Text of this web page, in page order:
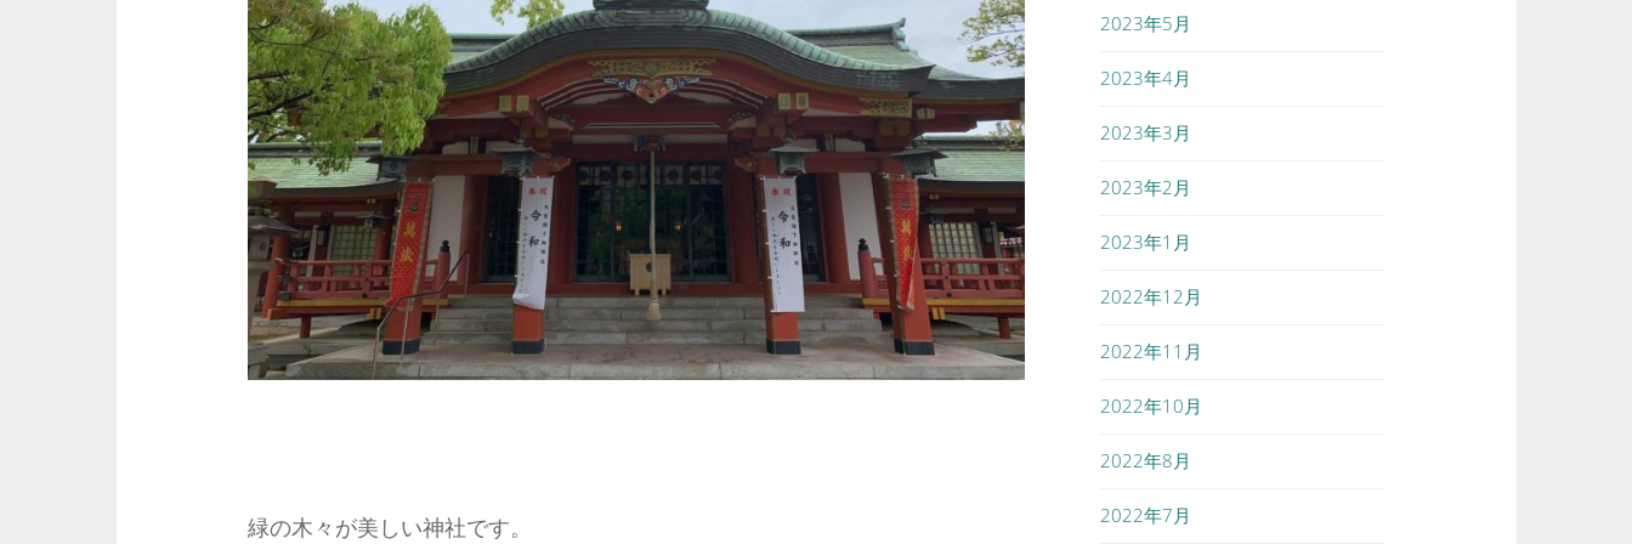
緑の木々が美しい神社です。
2023年5月
2023年4月
2023年3月
2023年2月
2023年1月
2022年12月
2022年11月
2022年10月
2022年8月
2022年7月